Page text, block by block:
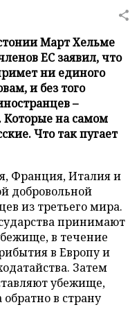
Март Хельме
ЕС заявил, что
ни единого
и без того
–
Которые на самом
Что так пугает
Франция, Италия и
добровольной
из третьего мира.
принимают
в течение
в Европу и
Затем
убежище,
в страну